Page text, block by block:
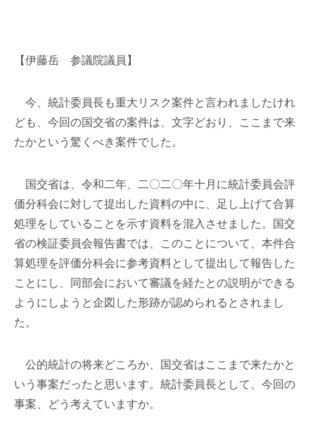
【伊藤岳 参議院議員】
今、統計委員長も重大リスク案件と言われましたけれ
ども、今回の国交省の案件は、文字どおり、ここまで来
たかという驚くべき案件でした。
国交省は、令和二年、二〇二〇年十月に統計委員会評
価分科会に対して提出した資料の中に、足し上げて合算
処理をしていることを示す資料を混入させました。国交
省の検証委員会報告書では、このことについて、本件合
算処理を評価分科会に参考資料として提出して報告した
ことにし、同部会において審議を経たとの説明ができる
ようにしようと企図した形跡が認められるとされまし
た。
公的統計の将来どころか、国交省はここまで来たかと
いう事案だったと思います。統計委員長として、今回の
事案、どう考えていますか。